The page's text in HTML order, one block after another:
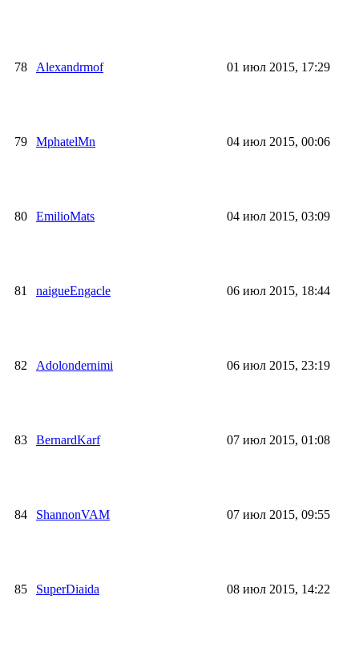
78 Alexandrmof 01 июл 2015, 17:29
79 MphatelMn 04 июл 2015, 00:06
80 EmilioMats 04 июл 2015, 03:09
81 naigueEngacle 06 июл 2015, 18:44
82 Adolondernimi 06 июл 2015, 23:19
83 BernardKarf 07 июл 2015, 01:08
84 ShannonVAM 07 июл 2015, 09:55
85 SuperDiaida 08 июл 2015, 14:22